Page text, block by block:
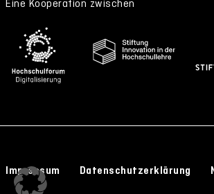
Eine Kooperation zwischen
Impressum Datenschutzerklärung